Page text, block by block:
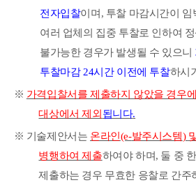
전자입찰이며 , 투찰 마감시간이 임
여러 업체의 집중 투찰로 인하여 정
불가능한 경우가 발생될 수 있으니
투찰마감 24시간 이전에 투찰하시
※ 가격입찰서를 제출하지 않았을 경우
대상에서 제외 됩니다.
※ 기술제안서는 온라인 (e-발주시스템)
병행하여 제출하여야 하며, 둘 중
제출하는 경우 무효한 응찰로 간주